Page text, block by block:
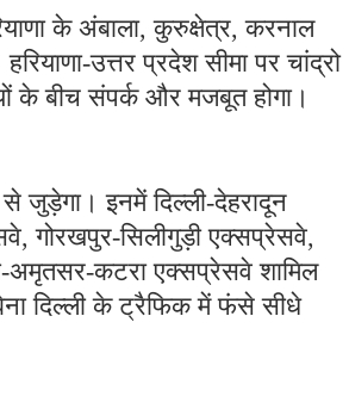
के अंबाला, कुरुक्षेत्र, करनाल
उत्तर प्रदेश सीमा पर चांद्रो
के बीच संपर्क और मजबूत होगा।
जुड़ेगा। इनमें दिल्ली-देहरादून
गोरखपुर-सिलीगुड़ी एक्सप्रेसवे,
अमृतसर-कटरा एक्सप्रेसवे शामिल
दिल्ली के ट्रैफिक में फंसे सीधे